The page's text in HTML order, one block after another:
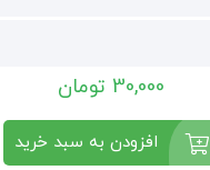
30,000 تومان
افزودن به سبد خرید